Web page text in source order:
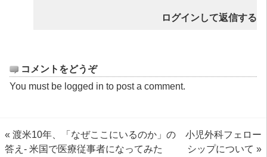
ログインして返信する
コメントをどうぞ
You must be logged in to post a comment.
« 渡米10年、「なぜここにいるのか」の
答え- 米国で医療従事者になってみた
小児外科フェロー
シップについて »